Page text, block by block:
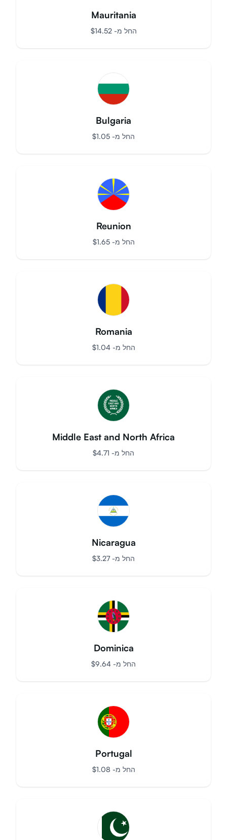
החל מ-$
14.52
החל מ-$
1.05
החל מ-$
1.65
החל מ-$
1.04
החל מ-$
החל מ-$
3.27
החל מ-$
9.64
החל מ-$
1.08